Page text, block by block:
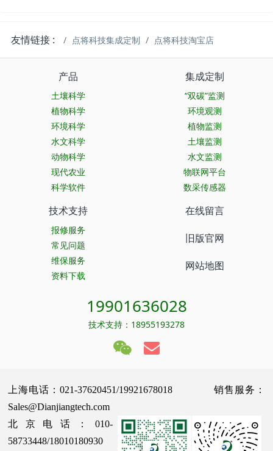
友情链接 : 点将科技集成定制 点将科技淘宝店
产品
土壤科学
植物科学
环境科学
水文科学
动物科学
现代农业
科学软件
集成定制
“双碳”监测
环境观测
植物监测
土壤监测
水文监测
物联网平台
数采传感器
技术支持
报修服务
常见问题
维保服务
资料下载
在线留言
旧版官网
网站地图
19901636028
技术支持：18955193278
上海电话：021-37620451/19921678018 销售服务：
Sales@Dianjiangtech.com
北京电话：010-
58733448/18010180930